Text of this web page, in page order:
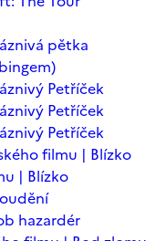
pětka
Petříček
Petříček
Petříček
filmu | Blízko
| Blízko
hazardér